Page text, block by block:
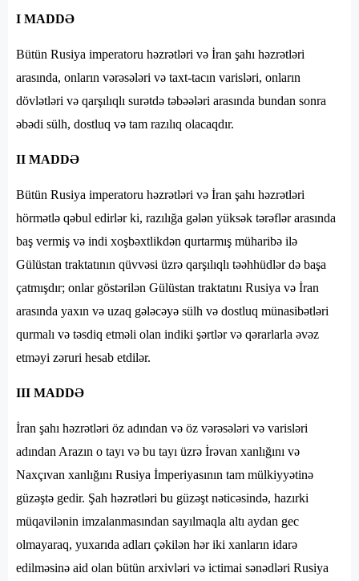
I MADDƏ
Bütün Rusiya imperatoru həzrətləri və İran şahı həzrətləri
arasında, onların vərəsələri və taxt-tacın varisləri, onların
dövlətləri və qarşılıqlı surətdə təbəələri arasında bundan sonra
əbədi sülh, dostluq və tam razılıq olacaqdır.
II MADDƏ
Bütün Rusiya imperatoru həzrətləri və İran şahı həzrətləri
hörmətlə qəbul edirlər ki, razılığa gələn yüksək tərəflər arasında
baş vermiş və indi xoşbəxtlikdən qurtarmış müharibə ilə
Gülüstan traktatının qüvvəsi üzrə qarşılıqlı təəhhüdlər də başa
çatmışdır; onlar göstərilən Gülüstan traktatını Rusiya və İran
arasında yaxın və uzaq gələcəyə sülh və dostluq münasibətləri
qurmalı və təsdiq etməli olan indiki şərtlər və qərarlarla əvəz
etməyi zəruri hesab etdilər.
III MADDƏ
İran şahı həzrətləri öz adından və öz vərəsələri və varisləri
adından Arazın o tayı və bu tayı üzrə İrəvan xanlığını və
Naxçıvan xanlığını Rusiya İmperiyasının tam mülkiyyətinə
güzəştə gedir. Şah həzrətləri bu güzəşt nəticəsində, hazırki
müqavilənin imzalanmasından sayılmaqla altı aydan gec
olmayaraq, yuxarıda adları çəkilən hər iki xanların idarə
edilməsinə aid olan bütün arxivləri və ictimai sənədləri Rusiya